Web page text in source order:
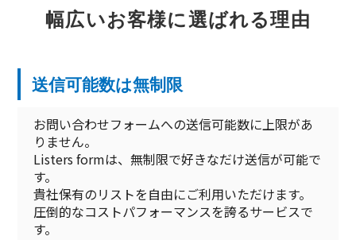
幅広いお客様に選ばれる理由
送信可能数は無制限
お問い合わせフォームへの送信可能数に上限があ
りません。
Listers formは、無制限で好きなだけ送信が可能で
す。
貴社保有のリストを自由にご利用いただけます。
圧倒的なコストパフォーマンスを誇るサービスで
す。